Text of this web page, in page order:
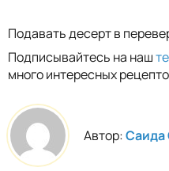
Подавать десерт в
Подписывайтесь на наш
много интересных
Автор:Саида